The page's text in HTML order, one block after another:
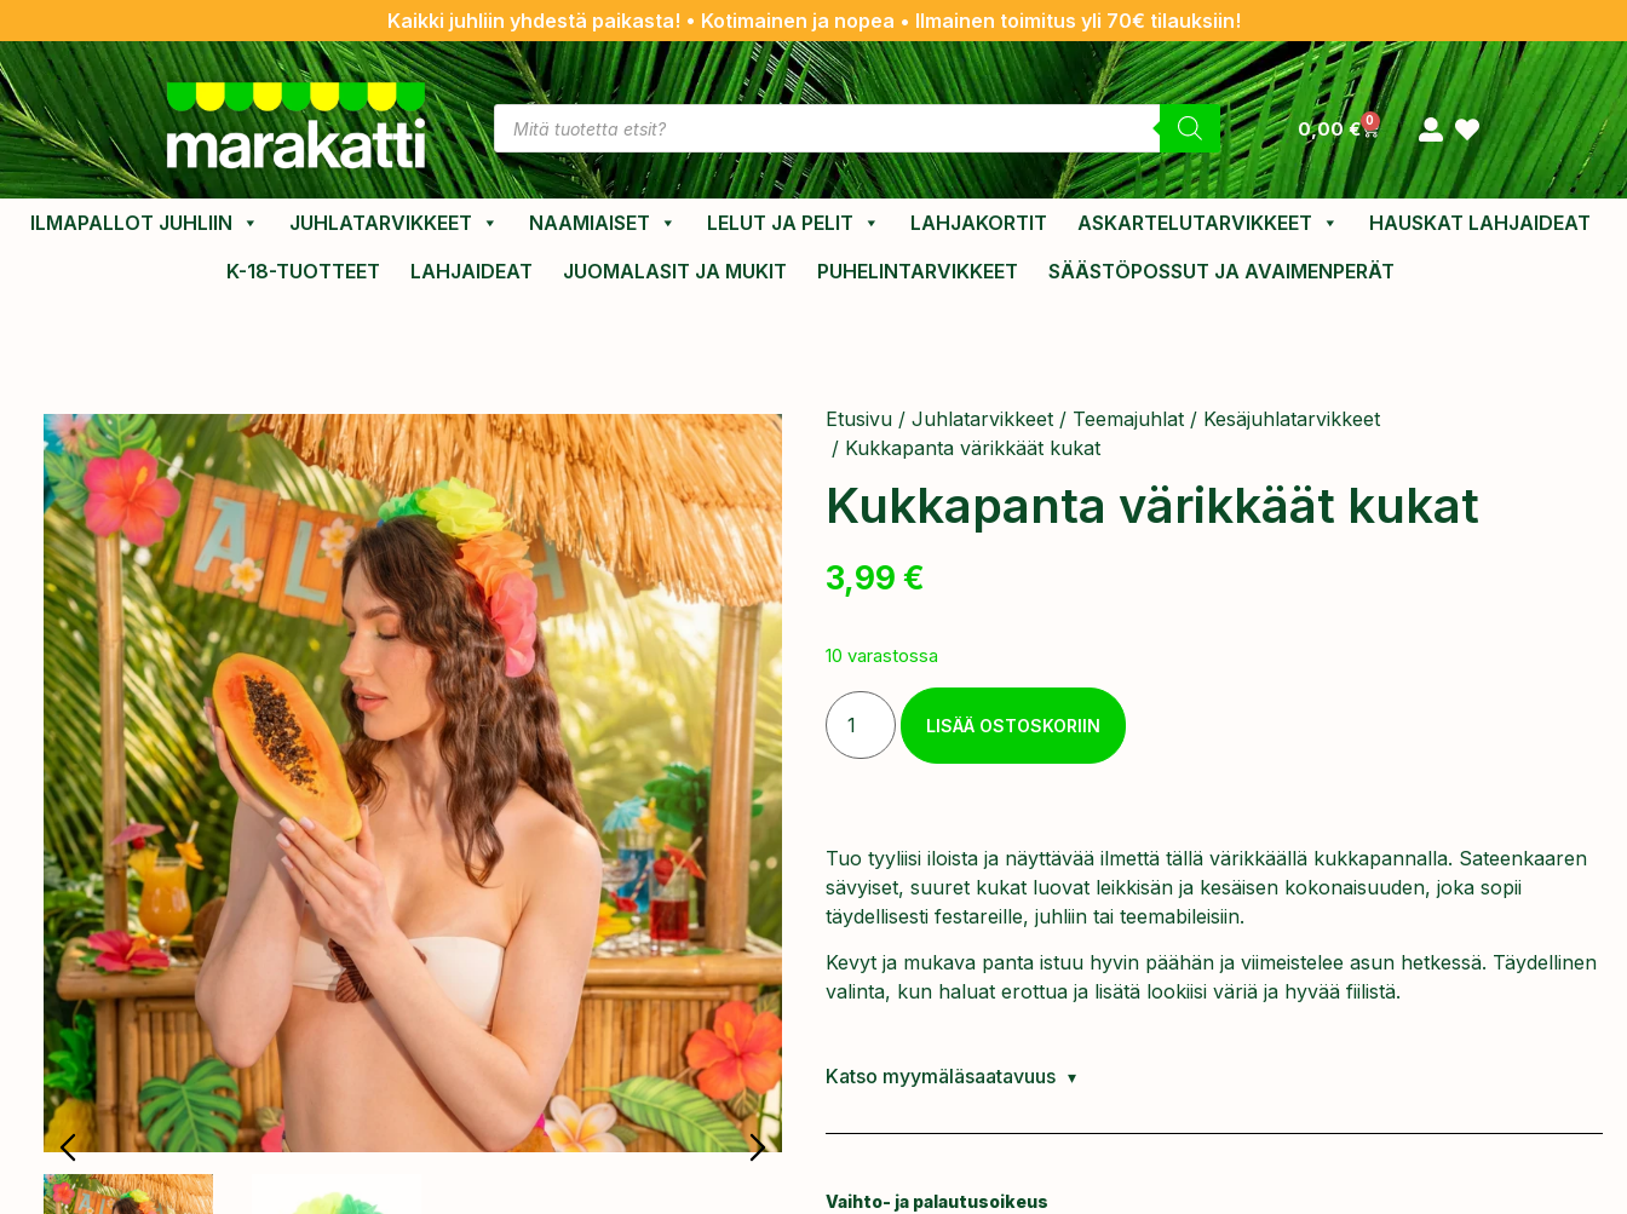
Kaikki juhliin yhdestä paikasta! • Kotimainen ja nopea • Ilmainen toimitus yli 70€ tilauksiin!
0,00€ 0
ILMAPALLOT JUHLIIN JUHLATARVIKKEET NAAMIAISET LELUT JA PELIT LAHJAKORTIT ASKARTELUTARVIKKEET
HAUSKAT LAHJAIDEAT
K-18-TUOTTEET
LAHJAIDEAT JUOMALASIT JA MUKIT PUHELINTARVIKKEET SÄÄSTÖPOSSUT JA AVAIMENPERÄT
Etusivu / Juhlatarvikkeet / Teemajuhlat / Kesäjuhlatarvikkeet
/ ​Kukkapanta värikkäät kukat
​Kukkapanta värikkäät kukat
3,99 €
10 varastossa
LISÄÄ OSTOSKORIIN
Tuo tyyliisi iloista ja näyttävää ilmettä tällä värikkäällä kukkapannalla. Sateenkaaren
sävyiset, suuret kukat luovat leikkisän ja kesäisen kokonaisuuden, joka sopii
täydellisesti festareille, juhliin tai teemabileisiin.
Kevyt ja mukava panta istuu hyvin päähän ja viimeistelee asun hetkessä. Täydellinen
valinta, kun haluat erottua ja lisätä lookiisi väriä ja hyvää fiilistä.
Katso myymäläsaatavuus
Vaihto- ja palautusoikeus